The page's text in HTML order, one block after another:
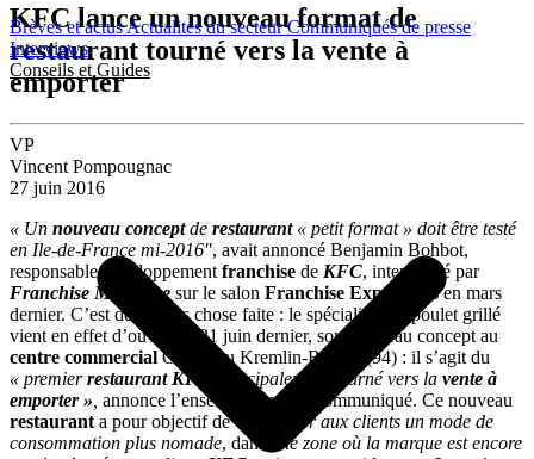
Brèves et actusActualités du secteurCommuniqués de presse
Interviews
Conseils et Guides
KFC lance un nouveau format de
restaurant tourné vers la vente à
emporter
VP
Vincent Pompougnac
27 juin 2016
« Un nouveau conceptde restaurant « petit format » doit être testé
en Ile-de-France mi-2016″, avait annoncé Benjamin Bohbot,
responsable développement franchise de KFC, interviewé par
Franchise Magazine sur le salon Franchise Expo Parisen mars
dernier. C’est désormais chose faite : le spécialiste du poulet grillé
vient en effet d’ouvrir, le 21 juin dernier, son nouveau concept au
centre commercialOkabé au Kremlin-Bicêtre (94) : il s’agit du
« premierrestaurant KFC principalement tourné vers la vente à
emporter » annonce l’enseigne dans un communiqué. Ce nouveau
restaurant a pour objectif de« proposer aux clients un mode de
consommation plus nomade, dans
une zone où la marque est encore